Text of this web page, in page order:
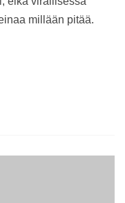
millään pitää.